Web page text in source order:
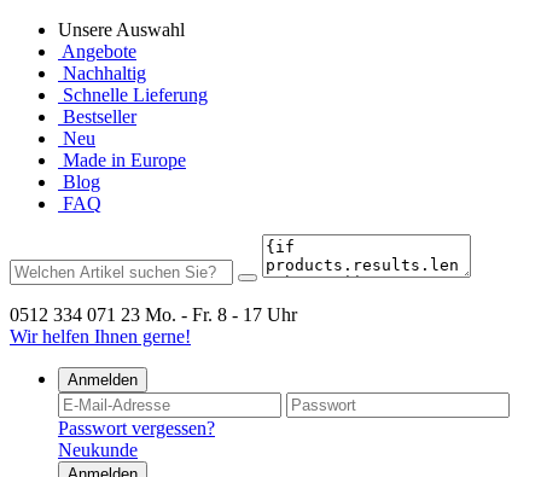
Unsere Auswahl
Angebote
Nachhaltig
Schnelle Lieferung
Bestseller
Neu
Made in Europe
Blog
FAQ
0512 334 071 23 Mo. - Fr. 8 - 17 Uhr
Wir helfen Ihnen gerne!
Anmelden
Passwort vergessen?
Neukunde